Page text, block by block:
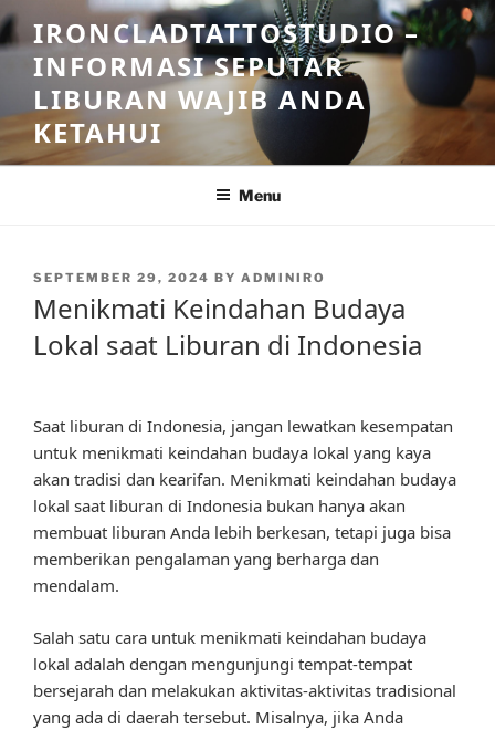
Skip
to
content
IRONCLADTATTOSTUDIO –
INFORMASI SEPUTAR
LIBURAN WAJIB ANDA
KETAHUI
Menu
POSTED
SEPTEMBER 29, 2024 BY ADMINIRO
Menikmati Keindahan Budaya
Lokal saat Liburan di Indonesia
Saat liburan di Indonesia, jangan lewatkan kesempatan
untuk menikmati keindahan budaya lokal yang kaya
akan tradisi dan kearifan. Menikmati keindahan budaya
lokal saat liburan di Indonesia bukan hanya akan
membuat liburan Anda lebih berkesan, tetapi juga bisa
memberikan pengalaman yang berharga dan
mendalam.
Salah satu cara untuk menikmati keindahan budaya
lokal adalah dengan mengunjungi tempat-tempat
bersejarah dan melakukan aktivitas-aktivitas tradisional
yang ada di daerah tersebut. Misalnya, jika Anda